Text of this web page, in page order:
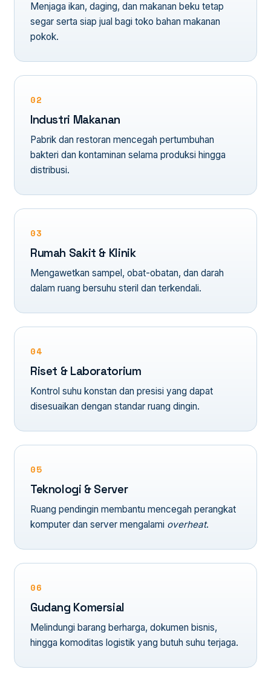
Menjaga ikan, daging, dan makanan beku tetap
segar serta siap jual bagi toko bahan makanan
pokok.
02
Industri Makanan
Pabrik dan restoran mencegah pertumbuhan
bakteri dan kontaminan selama produksi hingga
distribusi.
03
Rumah Sakit & Klinik
Mengawetkan sampel, obat-obatan, dan darah
dalam ruang bersuhu steril dan terkendali.
04
Riset & Laboratorium
Kontrol suhu konstan dan presisi yang dapat
disesuaikan dengan standar ruang dingin.
05
Teknologi & Server
Ruang pendingin membantu mencegah perangkat
komputer dan server mengalami overheat.
06
Gudang Komersial
Melindungi barang berharga, dokumen bisnis,
hingga komoditas logistik yang butuh suhu terjaga.